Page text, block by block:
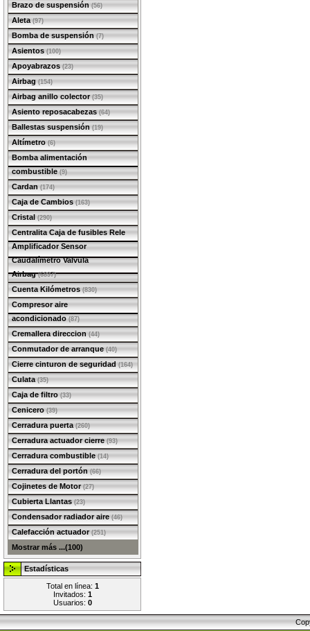
Brazo de suspensión (56)
Aleta (97)
Bomba de suspensión (7)
Asientos (100)
Apoyabrazos (23)
Airbag (154)
Airbag anillo colector (35)
Asiento reposacabezas (64)
Ballestas suspensión (19)
Altímetro (6)
Bomba alimentación
combustible(9)
Cardan (174)
Caja de Cambios (163)
Cristal (290)
Centralita Caja de fusibles Rele
Amplificador Sensor
Caudalímetro Valvula
Airbag(6897)
Cuenta Kilómetros (830)
Compresor aire
acondicionado(87)
Cremallera direccion (44)
Conmutador de arranque (40)
Cierre cinturon de seguridad (164)
Culata (35)
Caja de filtro (33)
Cenicero (39)
Cerradura puerta (260)
Cerradura actuador cierre (93)
Cerradura combustible (14)
Cerradura del portón (66)
Cojinetes de Motor (27)
Cubierta Llantas (23)
Condensador radiador aire (46)
Calefacción actuador (251)
Mostrar más ...(100)
Estadísticas
Total en línea: 1
Invitados: 1
Usuarios: 0